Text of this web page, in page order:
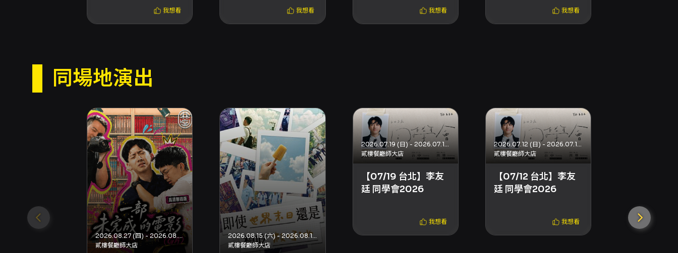
我想看 我想看 我想看 我想看
同場地演出
2026.08.27 (四) - 2026.08.29 (六)
貳樓餐廳師大店
2026.08.15 (六) - 2026.08.18 (二)
貳樓餐廳師大店
貳樓餐廳師大店
【07/19 台北】李友
廷 同學會2026
我想看
貳樓餐廳師大店
【07/12 台北】李友
廷 同學會2026
我想看